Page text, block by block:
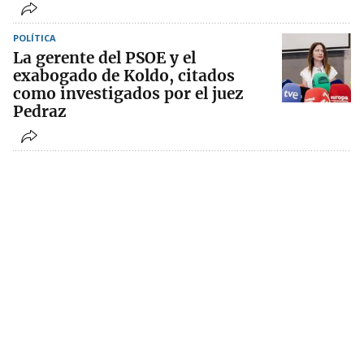
POLÍTICA
La gerente del PSOE y el
exabogado de Koldo, citados
como investigados por el juez
Pedraz